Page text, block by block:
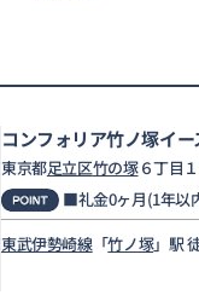
コンフォリア竹ノ塚イー
東京都足立区竹の塚６丁目
■礼金0ヶ月(1年以
東武伊勢崎線「竹ノ塚」駅